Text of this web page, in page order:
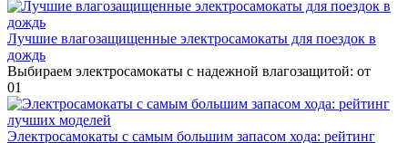
Лучшие влагозащищенные электросамокаты для поездок в
дождь
Выбираем электросамокаты с надежной влагозащитой: от
01
Электросамокаты с самым большим запасом хода: рейтинг